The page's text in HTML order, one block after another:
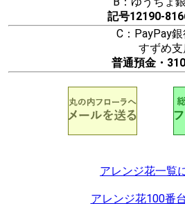
記号12190-
C：PayPay
すずめ支
普通預金・
アレンジ花一覧
アレンジ花100番